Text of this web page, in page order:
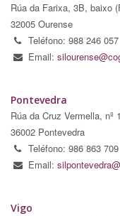
Rúa da Farixa, 3B, baixo
32005 Ourense
Teléfono: 988 246 057
Email:
Pontevedra
Rúa da Cruz Vermella, nº
36002 Pontevedra
Teléfono: 986 863 709
Email:
Vigo